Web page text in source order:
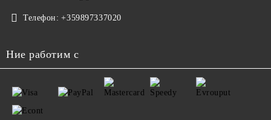
Телефон: +359897337020
Ние работим с